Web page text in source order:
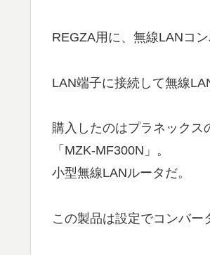
REGZA用に、無線LANコン
LAN端子に接続して無線
購入したのはプラネックス
「MZK-MF300N」。
小型無線LANルータだ。
この製品は設定でコンバー